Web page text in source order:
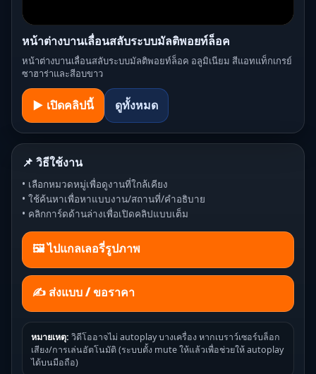
หน้าต่างบานเลื่อนสลับระบบมัลติพอยท์ล็อค
หน้าต่างบานเลื่อนสลับระบบมัลติพอยท์ล็อค อลูมิเนียม สีแอทแท็กเกรย์
ซาฮาร่าและสีอบขาว
▶ เปิดคลิปนี้ ดูทั้งหมด
📌 วิธีใช้งาน
• เลือกหมวดหมู่เพื่อดูงานที่ใกล้เคียง
• ใช้ค้นหาเพื่อหาแบบงาน/สถานที่/คำอธิบาย
• คลิกการ์ดด้านล่างเพื่อเปิดคลิปแบบเต็ม
🖼️ ไปแกลเลอรี่รูปภาพ
✍ ส่งแบบ / ขอราคา
หมายเหตุ: วิดีโออาจไม่ autoplay บางเครื่อง หากเบราว์เซอร์บล็อก
เสียง/การเล่นอัตโนมัติ (ระบบตั้ง mute ให้แล้วเพื่อช่วยให้ autoplay
ได้บนมือถือ)